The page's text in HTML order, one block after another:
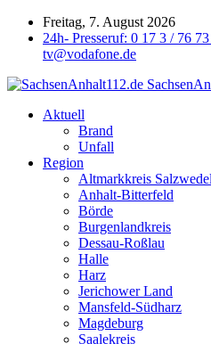
Freitag, 7. August 2026
24h- Presseruf: 0 17 3 / 76
tv@vodafone.de
Aktuell
Brand
Unfall
Region
Altmarkkreis Salzwedel
Anhalt-Bitterfeld
Börde
Burgenlandkreis
Dessau-Roßlau
Halle
Harz
Jerichower Land
Mansfeld-Südharz
Magdeburg
Saalekreis